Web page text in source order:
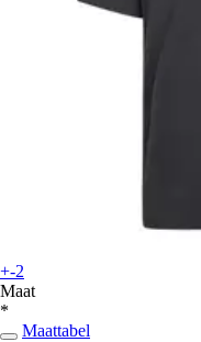
+-2
Maat
*
Maattabel